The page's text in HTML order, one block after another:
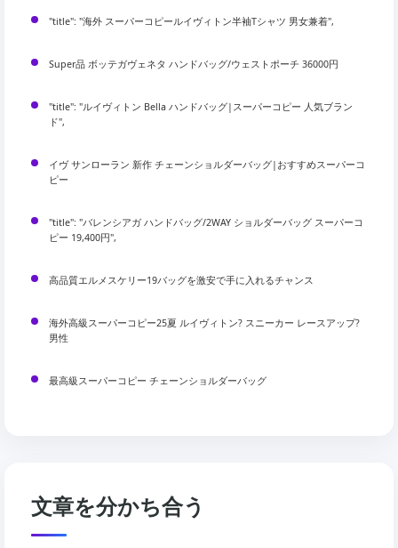
"title": "海外 スーパーコピールイヴィトン半袖Tシャツ 男女兼着",
Super品 ボッテガヴェネタ ハンドバッグ/ウェストポーチ 36000円
"title": "ルイヴィトン Bella ハンドバッグ|スーパーコピー 人気ブラン
ド",
イヴ サンローラン 新作 チェーンショルダーバッグ|おすすめスーパーコ
ピー
"title": "バレンシアガ ハンドバッグ/2WAY ショルダーバッグ スーパーコ
ピー 19,400円",
高品質エルメスケリー19バッグを激安で手に入れるチャンス
海外高級スーパーコピー25夏 ルイヴィトン? スニーカー レースアップ?
男性
最高級スーパーコピー チェーンショルダーバッグ
文章を分かち合う